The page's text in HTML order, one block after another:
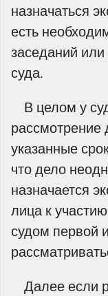
назначаться
есть
заседаний
суда.
В целом у
рассмотрение
указанные
что дело
назначается
лица к
судом первой
Далее если